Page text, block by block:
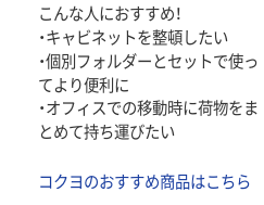
こんな人におすすめ！
・キャビネットを整頓したい
・個別フォルダーとセットで使っ
てより便利に
・オフィスでの移動時に荷物をま
とめて持ち運びたい
コクヨのおすすめ商品はこちら